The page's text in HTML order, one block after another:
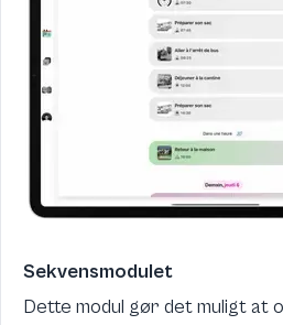
Sekvensmodulet
Dette modul gør det muligt at